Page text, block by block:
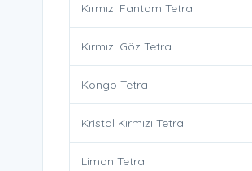
Kırmızı Fantom Tetra
Kırmızı Göz Tetra
Kongo Tetra
Kristal Kırmızı Tetra
Limon Tetra